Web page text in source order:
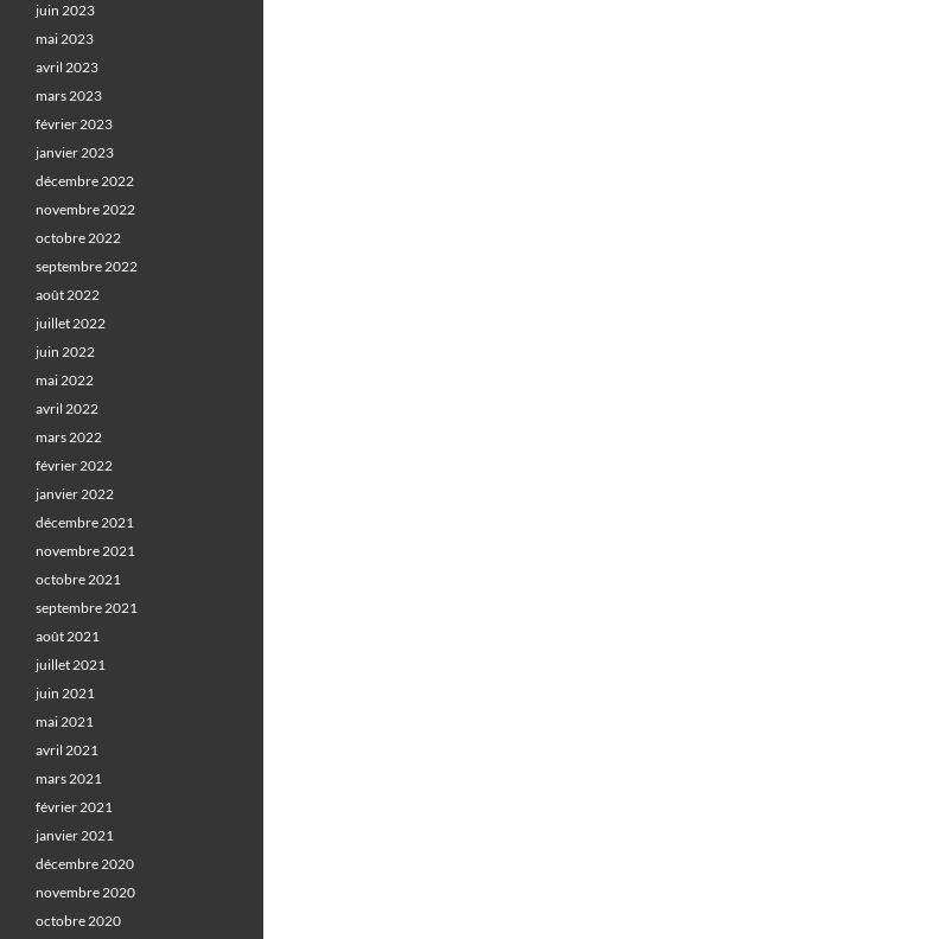
juin 2023
mai 2023
avril 2023
mars 2023
février 2023
janvier 2023
décembre 2022
novembre 2022
octobre 2022
septembre 2022
août 2022
juillet 2022
juin 2022
mai 2022
avril 2022
mars 2022
février 2022
janvier 2022
décembre 2021
novembre 2021
octobre 2021
septembre 2021
août 2021
juillet 2021
juin 2021
mai 2021
avril 2021
mars 2021
février 2021
janvier 2021
décembre 2020
novembre 2020
octobre 2020